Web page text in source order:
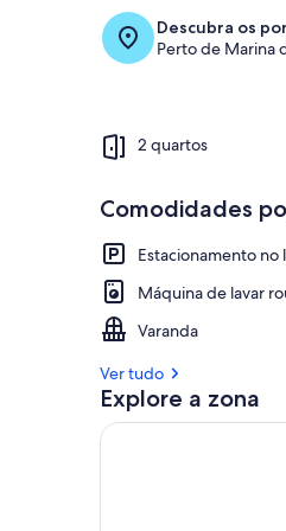
Descubra os
Perto de Marina
2 quartos
Comodidades
Estacionamento no
Máquina de lavar
Varanda
Ver tudo
Explore a zona